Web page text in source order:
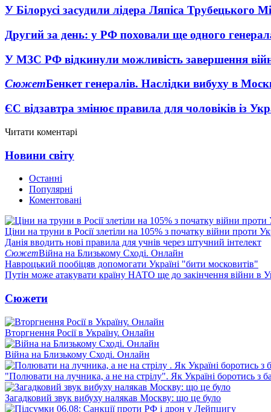
У Білорусі засудили лідера Ляпіса Трубецького
Другий за день: у РФ поховали ще одного
У МЗС РФ відкинули можливість завершення
СюжетБенкет генералів. Наслідки вибуху в
ЄС відзавтра змінює правила для чоловіків із
Читати коментарі
Новини світу
Останні
Популярні
Коментовані
Ціни на труни в Росії злетіли на 105% з початку війни проти
Данія вводить нові правила для учнів через штучний інтелект
СюжетВійна на Близькому Сході. Онлайн
Навроцький пообіцяв допомогати Україні "бити московитів"
Путін може атакувати країну НАТО ще до закінчення війни в
Сюжети
Вторгнення Росії в Україну. Онлайн
Війна на Близькому Сході. Онлайн
"Полювати на лучника, а не на стрілу". Як Україні боротись з
Загадковий звук вибуху налякав Москву: що це було